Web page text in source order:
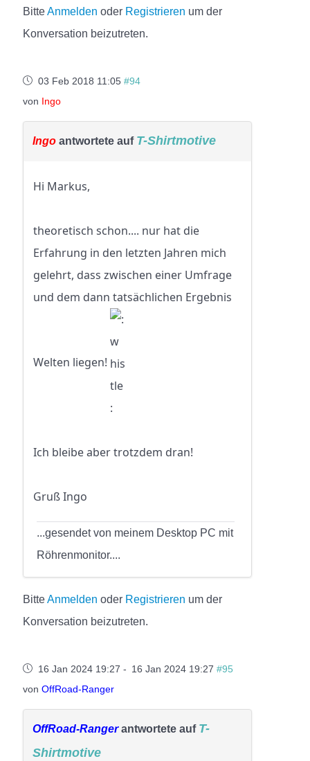
BitteAnmelden oder Registrieren um der
Konversation beizutreten.
03 Feb 2018 11:05 #94
von
Ingo
Ingo antwortete auf T-Shirtmotive
Hi Markus,
theoretisch schon.... nur hat die
Erfahrung in den letzten Jahren mich
gelehrt, dass zwischen einer Umfrage
und dem dann tatsächlichen Ergebnis
Welten liegen!
Ich bleibe aber trotzdem dran!
Gruß Ingo
...gesendet von meinem Desktop PC mit
Röhrenmonitor....
BitteAnmelden oder Registrieren um der
Konversation beizutreten.
16 Jan 2024 19:27 - 16 Jan 2024 19:27 #95
vonOffRoad-Ranger
OffRoad-Rangerantwortete auf T-
Shirtmotive